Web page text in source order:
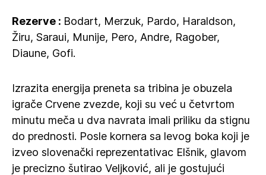
Rezerve : Bodart, Merzuk, Pardo, Haraldson,
Žiru, Saraui, Munije, Pero, Andre, Ragober,
Diaune, Gofi.
Izrazita energija preneta sa tribina je obuzela
igrače Crvene zvezde, koji su već u četvrtom
minutu meča u dva navrata imali priliku da stignu
do prednosti. Posle kornera sa levog boka koji je
izveo slovenački reprezentativac Elšnik, glavom
je precizno šutirao Veljković, ali je gostujući